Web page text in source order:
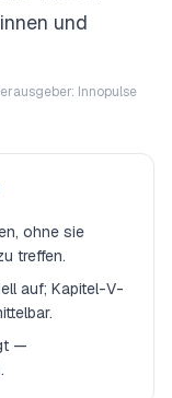
und
Innopulse
ohne sie
treffen.
auf; Kapitel-V-
—